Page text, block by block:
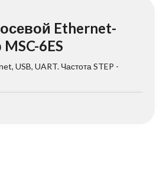
Ethernet-
6ES
USB, UART. Частота STEP -